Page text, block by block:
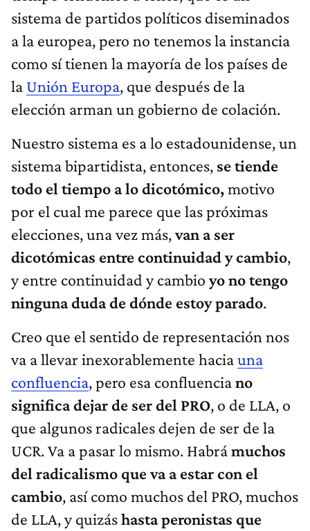
sistema de partidos políticos diseminados
a la europea, pero no tenemos la instancia
como sí tienen la mayoría de los países de
la Unión Europa, que después de la
elección arman un gobierno de colación.
Nuestro sistema es a lo estadounidense, un
sistema bipartidista, entonces, se tiende
todo el tiempo a lo dicotómico,motivo
por el cual me parece que las próximas
elecciones, una vez más,van a ser
dicotómicas entre continuidad y cambio,
y entre continuidad y cambio yo no tengo
ninguna duda de dónde estoy parado.
Creo que el sentido de representación nos
va a llevar inexorablemente haciauna
confluencia, pero esa confluenciano
significa dejar de ser del PRO, o de LLA, o
que algunos radicales dejen de ser de la
UCR. Va a pasar lo mismo. Habrámuchos
del radicalismo que va a estar con el
cambio, así como muchos del PRO, muchos
de LLA, y quizáshasta peronistas que